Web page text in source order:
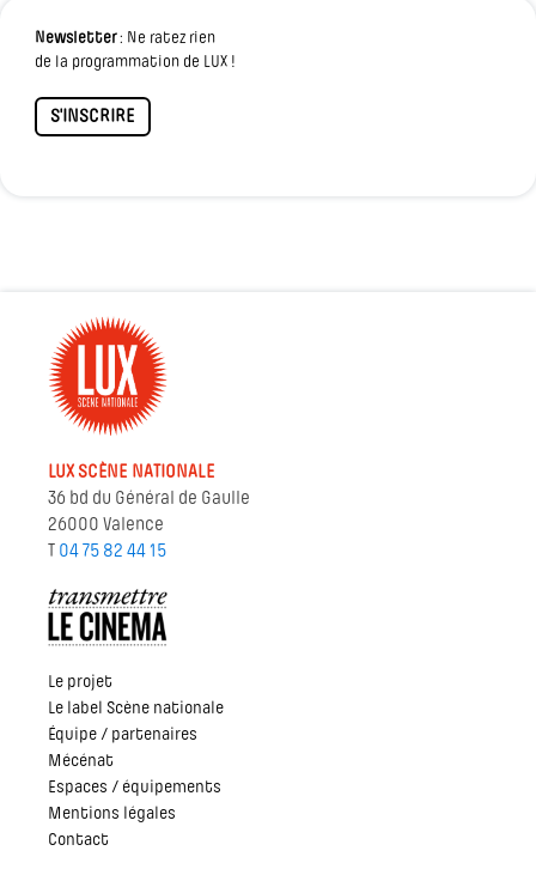
Newsletter: Ne ratez rien
de la programmation de LUX !
S'INSCRIRE
LUX SCÈNE NATIONALE
36 bd du Général de Gaulle
26000 Valence
T 04 75 82 44 15
Le projet
Le label Scène nationale
Équipe / partenaires
Mécénat
Espaces / équipements
Mentions légales
Contact